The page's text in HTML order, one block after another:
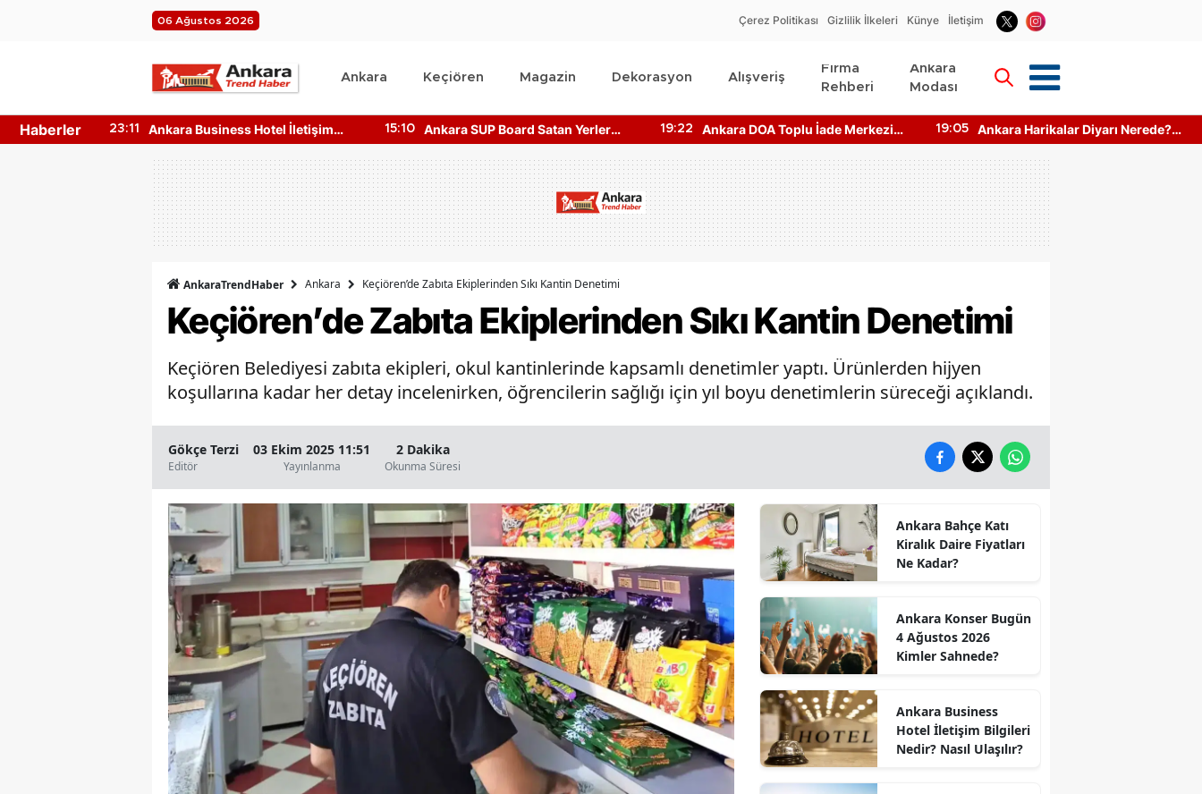
06 Ağustos 2026 Çerez Politikası Gizlilik İlkeleri Künye İletişim
Ankara Keçiören Magazin Dekorasyon Alışveriş
Firma
Rehberi
Ankara
Modası
Haberler
4 Ağustos
23:11
Ankara Business Hotel İletişim
Bilgileri Nedir? Nasıl Ulaşılır?
15:10
Ankara SUP Board Satan Yerler
Nerede? Kano Fiyatları!
19:22
Ankara DOA Toplu İade Merkezi
Nerede? Depozito Makinesi
Nerede?
19:05
Ankara Harikalar Diyarı Nerede?
Giriş Ücretleri Ne Kadar?
AnkaraTrendHaber Ankara Keçiören’de Zabıta Ekiplerinden Sıkı Kantin Denetimi
Keçiören’de Zabıta Ekiplerinden Sıkı Kantin Denetimi
Keçiören Belediyesi zabıta ekipleri, okul kantinlerinde kapsamlı denetimler yaptı. Ürünlerden hijyen
koşullarına kadar her detay incelenirken, öğrencilerin sağlığı için yıl boyu denetimlerin süreceği açıklandı.
Gökçe Terzi
Editör
03 Ekim 2025 11:51
Yayınlanma
2 Dakika
Okunma Süresi
Ankara Bahçe Katı
Kiralık Daire Fiyatları
Ne Kadar?
Ankara Konser Bugün
4 Ağustos 2026
Kimler Sahnede?
Ankara Business
Hotel İletişim Bilgileri
Nedir? Nasıl Ulaşılır?